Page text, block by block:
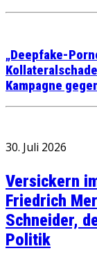
„Deepfake-
Kampagne
30. Juli 2026
Versickern
Friedrich
Schneider,
Politik